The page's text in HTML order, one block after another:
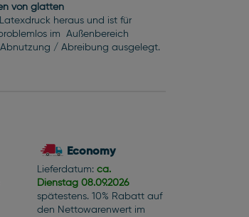
von glatten
heraus und ist für
im Außenbereich
Abnutzung / Abreibung ausgelegt.
Economy
Lieferdatum: ca.
Dienstag 08.09.2026
spätestens. 10% Rabatt auf
den Nettowarenwert im